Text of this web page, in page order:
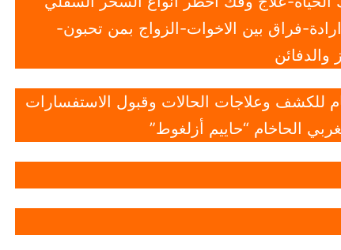
فراق بين الاخوات-الزواج بمن تحبون-
للكشف وعلاجات الحالات وقبول الاستفسارات
الحاخام “حاييم أزلغوط”